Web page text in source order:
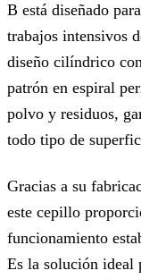
B está diseñado
trabajos intensivos
diseño cilíndrico
patrón en espiral
polvo y residuos,
todo tipo de
Gracias a su
este cepillo
funcionamiento
Es la solución ideal